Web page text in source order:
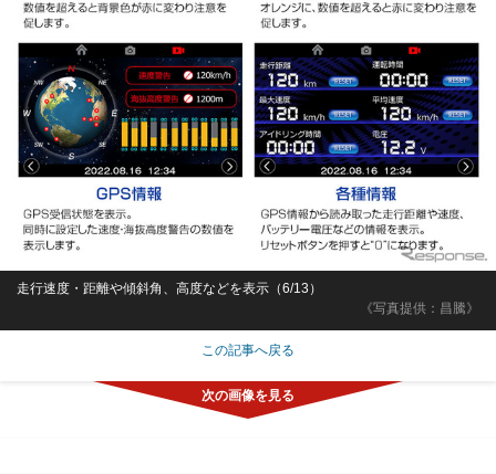
《写真提供：昌騰》
走行速度・距離や傾斜角、高度などを表示（6/13）
この記事へ戻る